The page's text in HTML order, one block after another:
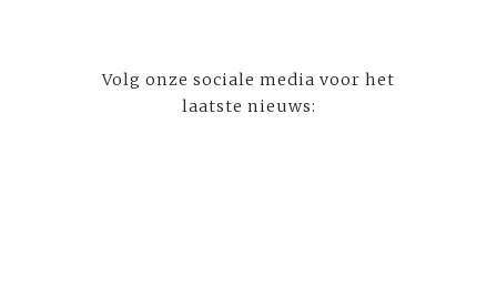
Volg onze sociale media voor het
laatste nieuws: